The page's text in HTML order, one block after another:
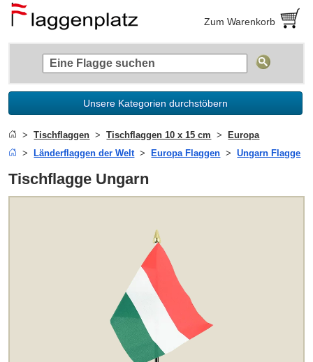
Zum Warenkorb
Unsere Kategorien durchstöbern
Tischflaggen Tischflaggen 10 x 15 cm
Europa
Länderflaggen der Welt
Europa Flaggen Ungarn Flagge
Tischflagge Ungarn